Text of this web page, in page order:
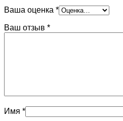
Ваша оценка *
Ваш отзыв *
Имя *